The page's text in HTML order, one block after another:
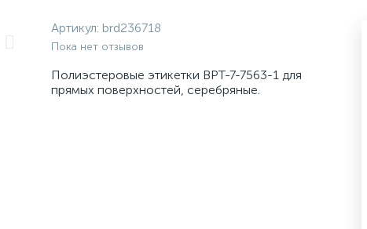
Артикул: brd236718
Пока нет отзывов
Полиэстеровые этикетки BPT-7-7563-1 для
прямых поверхностей, серебряные.